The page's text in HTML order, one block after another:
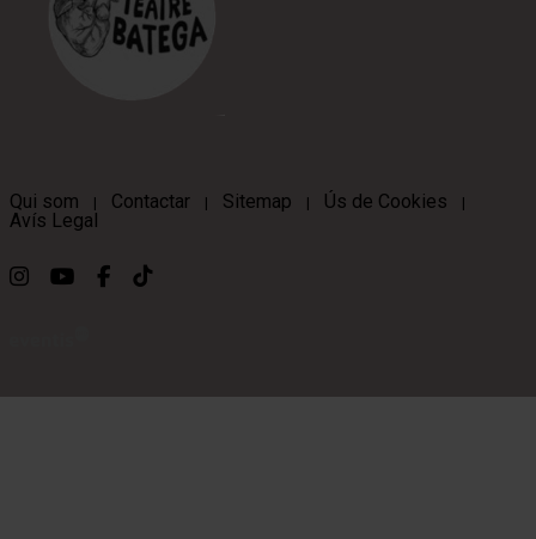
Qui som | Contactar | Sitemap | Ús de Cookies |
Avís Legal
Link a instagram
Link a youtube
Link a facebook
Link a ticktok